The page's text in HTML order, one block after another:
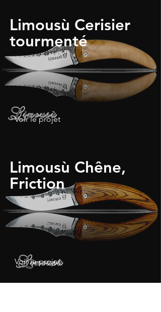
Limousù Cerisier
tourmenté
Voir le projet
Limousù Chêne,
Friction
Voir le projet